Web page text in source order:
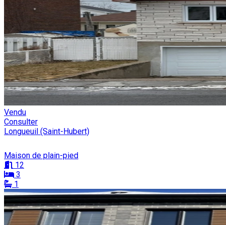
Vendu
Consulter
Longueuil (Saint-Hubert)
Maison de plain-pied
12
3
1